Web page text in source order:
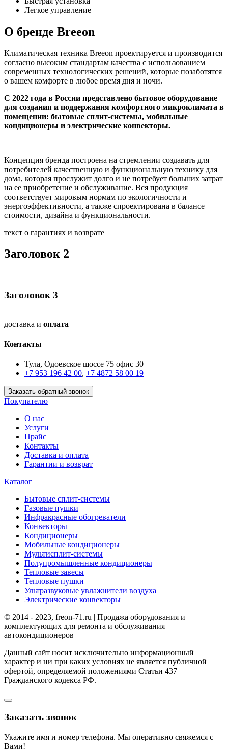
Легкое управление
О бренде Breeon
Климатическая техника Breeon проектируется и производится
согласно высоким стандартам качества с использованием
современных технологических решений, которые позаботятся
о вашем комфорте в любое время дня и ночи.
С 2022 года в России представлено бытовое оборудование
для создания и поддержания комфортного микроклимата в
помещении: бытовые сплит-системы, мобильные
кондиционеры и электрические конвекторы.
Концепция бренда построена на стремлении создавать для
потребителей качественную и функциональную технику для
дома, которая прослужит долго и не потребует больших затрат
на ее приобретение и обслуживание. Вся продукция
соответствует мировым нормам по экологичности и
энергоэффективности, а также спроектирована в балансе
стоимости, дизайна и функциональности.
текст о гарантиях и возврате
Заголовок 2
Заголовок 3
доставка и оплата
Контакты
Тула, Одоевское шоссе 75 офис 30
+7 953 196 42 00, +7 4872 58 00 19
Заказать обратный звонок
Покупателю
О нас
Услуги
Прайс
Контакты
Доставка и оплата
Гарантии и возврат
Каталог
Бытовые сплит-системы
Газовые пушки
Инфракрасные обогреватели
Конвекторы
Кондиционеры
Мобильные кондиционеры
Мультисплит-системы
Полупромышленные кондиционеры
Тепловые завесы
Тепловые пушки
Ультразвуковые увлажнители воздуха
Электрические конвекторы
© 2014 - 2023, freon-71.ru | Продажа оборудования и
комплектующих для ремонта и обслуживания
автокондиционеров
Данный сайт носит исключительно информационный
характер и ни при каких условиях не является публичной
офертой, определяемой положениями Статьи 437
Гражданского кодекса РФ.
Заказать звонок
Укажите имя и номер телефона. Мы оперативно свяжемся с
Вами!